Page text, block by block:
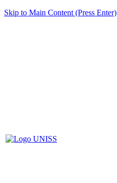
Skip to Main Content (Press Enter)